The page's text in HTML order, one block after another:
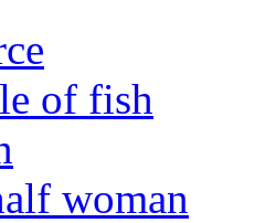
of fish
woman